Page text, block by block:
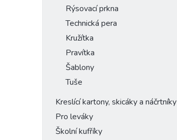
Rýsovací prkna
Technická pera
Kružítka
Pravítka
Šablony
Tuše
Kreslící kartony, skicáky a náčrtníky
Pro leváky
Školní kufříky